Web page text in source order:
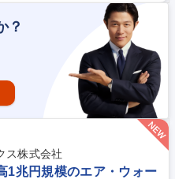
心に担っていただきます。市場や
の提案、 その提案資料の作成
人の命や暮らしを守ることに直結
外でも殺虫剤事業を展開しており
構築も可能です。 募集職種
虫剤でお馴染みのフマキラー ◎W
？
ス株式会社
1兆円規模のエア・ウォー